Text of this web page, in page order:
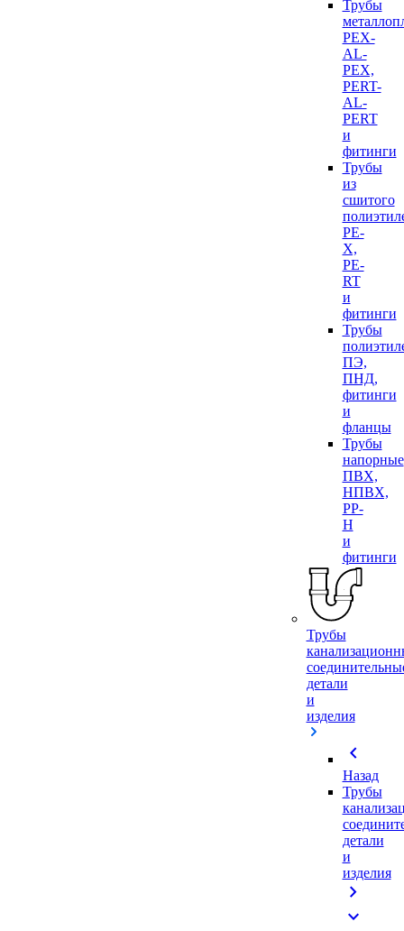
Трубы
PEX-
AL-
PEX,
PERT-
AL-
PERT
и
фитинги
Трубы
из
сшитого
PE-
X,
PE-
RT
и
фитинги
Трубы
ПЭ,
ПНД,
фитинги
и
фланцы
Трубы
напорные
ПВХ,
НПВХ,
PP-
H
и
фитинги
Трубы
детали
и
изделия
chevron_left
Назад
Трубы
детали
и
изделия
chevron_right
expand_more